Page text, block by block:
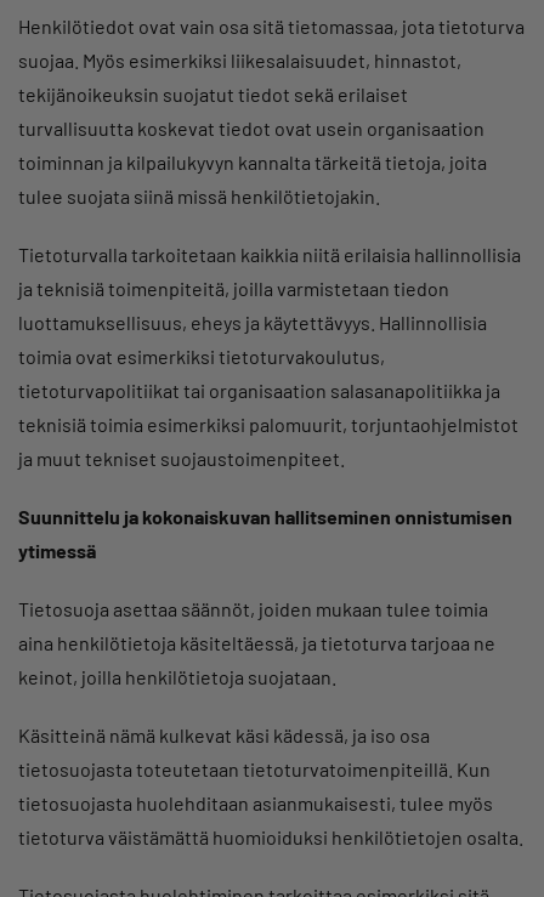
Henkilötiedot ovat vain osa sitä tietomassaa, jota tietoturva
suojaa. Myös esimerkiksi liikesalaisuudet, hinnastot,
tekijänoikeuksin suojatut tiedot sekä erilaiset
turvallisuutta koskevat tiedot ovat usein organisaation
toiminnan ja kilpailukyvyn kannalta tärkeitä tietoja, joita
tulee suojata siinä missä henkilötietojakin.
Tietoturvalla tarkoitetaan kaikkia niitä erilaisia hallinnollisia
ja teknisiä toimenpiteitä, joilla varmistetaan tiedon
luottamuksellisuus, eheys ja käytettävyys. Hallinnollisia
toimia ovat esimerkiksi tietoturvakoulutus,
tietoturvapolitiikat tai organisaation salasanapolitiikka ja
teknisiä toimia esimerkiksi palomuurit, torjuntaohjelmistot
ja muut tekniset suojaustoimenpiteet.
Suunnittelu ja kokonaiskuvan hallitseminen onnistumisen
ytimessä
Tietosuoja asettaa säännöt, joiden mukaan tulee toimia
aina henkilötietoja käsiteltäessä, ja tietoturva tarjoaa ne
keinot, joilla henkilötietoja suojataan.
Käsitteinä nämä kulkevat käsi kädessä, ja iso osa
tietosuojasta toteutetaan tietoturvatoimenpiteillä. Kun
tietosuojasta huolehditaan asianmukaisesti, tulee myös
tietoturva väistämättä huomioiduksi henkilötietojen osalta.